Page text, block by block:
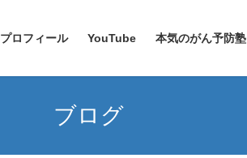
プロフィール YouTube 本気のがん予防塾
ブログ